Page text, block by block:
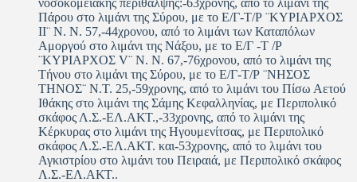
Πάρου στο λιμάνι της Σύρου, με το Ε/Γ-Τ/Ρ ¨ΚΥΡΙΑΡΧΟΣ
ΙΙ¨ Ν. Ν. 57,-44χρονου, από το λιμάνι των Καταπόλων
Αμοργού στο λιμάνι της Νάξου, με το Ε/Γ -Τ /Ρ
¨ΚΥΡΙΑΡΧΟΣ V¨ Ν. Ν. 67,-76χρονου, από το λιμάνι της
Τήνου στο λιμάνι της Σύρου, με το Ε/Γ-Τ/Ρ ¨ΝΗΣΟΣ
ΤΗΝΟΣ¨ Ν.Τ. 25,-59χρονης, από το λιμάνι του Πίσω Αετού
Ιθάκης στο λιμάνι της Σάμης Κεφαλληνίας, με Περιπολικό
σκάφος Λ.Σ.-ΕΛ.ΑΚΤ.,-33χρονης, από το λιμάνι της
Κέρκυρας στο λιμάνι της Ηγουμενίτσας, με Περιπολικό
σκάφος Λ.Σ.-ΕΛ.ΑΚΤ. και-53χρονης, από το λιμάνι του
Αγκιστρίου στο λιμάνι του Πειραιά, με Περιπολικό σκάφος
Λ.Σ.-ΕΛ.ΑΚΤ..